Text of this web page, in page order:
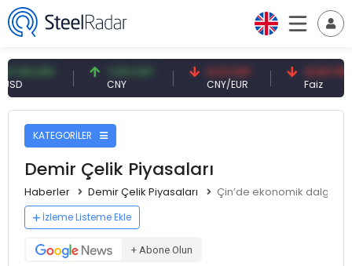
7,09 CNY 0,13 CNY
CNY/EUR
41,53 TRY
KATEGORİLER
Demir Çelik Piyasaları
Haberler Demir Çelik Piyasaları Çin’de ekonomik
İzleme Listeme Ekle
+ Abone Olun